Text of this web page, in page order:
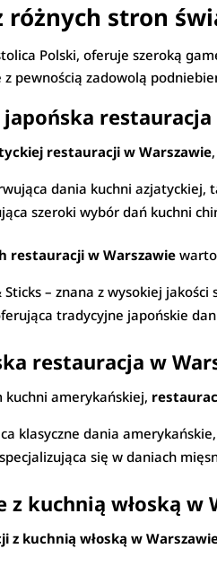
różnych stron
Polski, oferuje szeroką
pewnością zadowolą
restauracji w Warszawie
dania kuchni azjatyckiej,
szeroki wybór dań kuchni
restauracji w Warszawie
Sticks – znana z wysokiej
tradycyjne japońskie
restauracja w
kuchni amerykańskiej,
klasyczne dania
się w daniach
z kuchnią włoską w
z kuchnią włoską w